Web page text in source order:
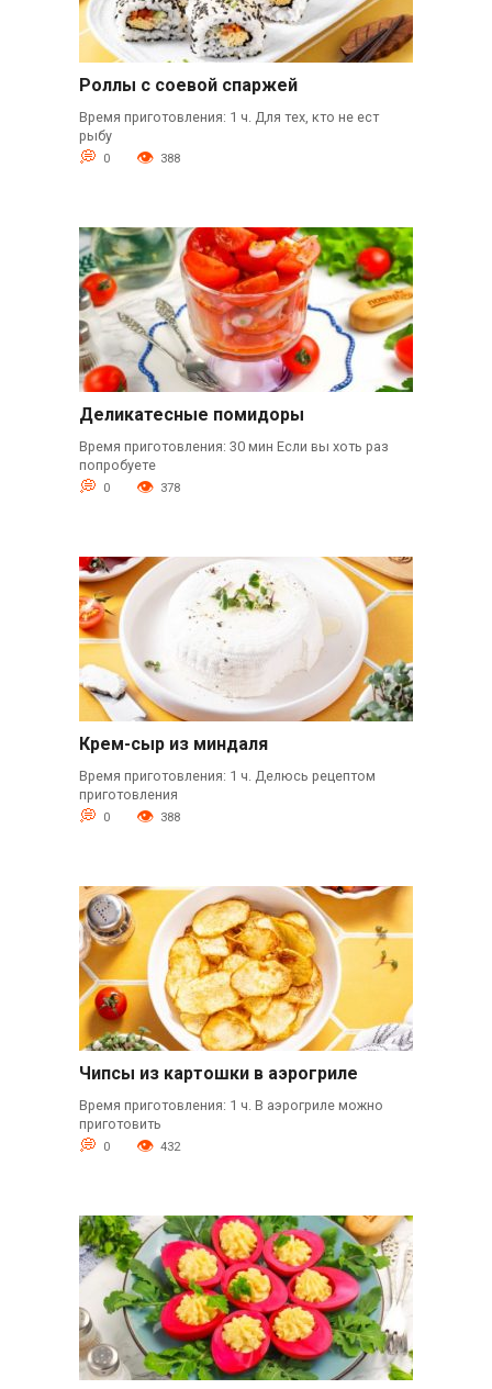
Роллы с соевой спаржей
Время приготовления: 1 ч. Для тех, кто не ест
рыбу
0 388
Деликатесные помидоры
Время приготовления: 30 мин Если вы хоть раз
попробуете
0 378
Крем-сыр из миндаля
Время приготовления: 1 ч. Делюсь рецептом
приготовления
0 388
Чипсы из картошки в аэрогриле
Время приготовления: 1 ч. В аэрогриле можно
приготовить
0 432